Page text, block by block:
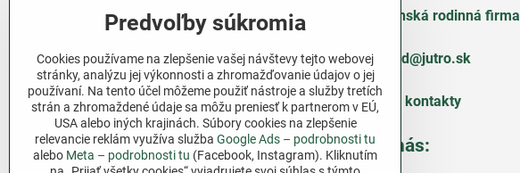
Takmer 100 % spokojných
zákazníkov
Nízka cena produktov - ušetríte
Rýchla komunikácia - mail
Pri nákupe nad 69 € doprava
zadarmo
Slovenská rodinná firma
obchod​@jutro​.sk
Ďalšie kontakty
Sledujte nás:
Predvoľby súkromia
Cookies používame na zlepšenie vašej návštevy tejto webovej
stránky, analýzu jej výkonnosti a zhromažďovanie údajov o jej
používaní. Na tento účel môžeme použiť nástroje a služby tretích
strán a zhromaždené údaje sa môžu preniesť k partnerom v EÚ,
USA alebo iných krajinách. Súbory cookies na zlepšenie
relevancie reklám využíva služba Google Ads – podrobnosti tu
alebo Meta – podrobnosti tu (Facebook, Instagram). Kliknutím